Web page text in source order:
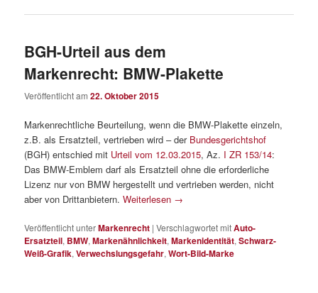
BGH-Urteil aus dem
Markenrecht: BMW-Plakette
Veröffentlicht am22. Oktober 2015
Markenrechtliche Beurteilung, wenn die BMW-Plakette einzeln,
z.B. als Ersatzteil, vertrieben wird – der Bundesgerichtshof
(BGH) entschied mit Urteil vom 12.03.2015, Az. I ZR 153/14:
Das BMW-Emblem darf als Ersatzteil ohne die erforderliche
Lizenz nur von BMW hergestellt und vertrieben werden, nicht
aber von Drittanbietern.Weiterlesen →
Veröffentlicht unterMarkenrecht |Verschlagwortet mitAuto-
Ersatzteil, BMW,Markenähnlichkeit,Markenidentität,Schwarz-
Weiß-Grafik,Verwechslungsgefahr,Wort-Bild-Marke